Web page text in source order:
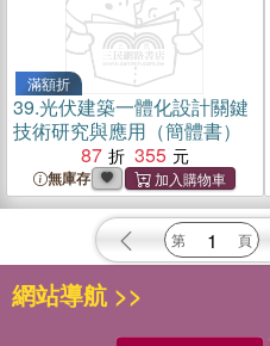
滿額折
39.光伏建築一體化設計關鍵
技術研究與應用（簡體書）
87
355
無庫存
網站導航 >>